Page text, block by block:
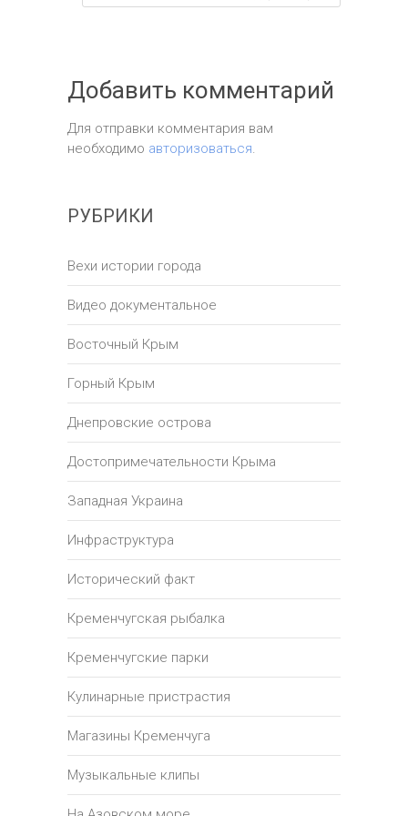
Добавить комментарий
Для отправки комментария вам
необходимо авторизоваться.
РУБРИКИ
Вехи истории города
Видео документальное
Восточный Крым
Горный Крым
Днепровские острова
Достопримечательности Крыма
Западная Украина
Инфраструктура
Исторический факт
Кременчугская рыбалка
Кременчугские парки
Кулинарные пристрастия
Магазины Кременчуга
Музыкальные клипы